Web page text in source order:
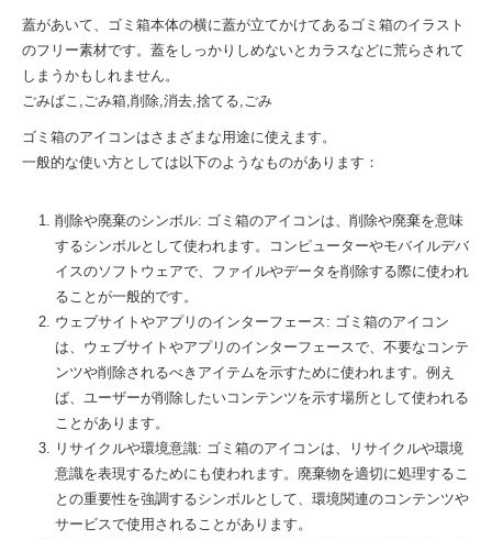
蓋があいて、ゴミ箱本体の横に蓋が立てかけてあるゴミ箱のイラスト
のフリー素材です。蓋をしっかりしめないとカラスなどに荒らされて
しまうかもしれません。
ごみばこ,ごみ箱,削除,消去,捨てる,ごみ
ゴミ箱のアイコンはさまざまな用途に使えます。
一般的な使い方としては以下のようなものがあります：
削除や廃棄のシンボル: ゴミ箱のアイコンは、削除や廃棄を意味
するシンボルとして使われます。コンピューターやモバイルデバ
イスのソフトウェアで、ファイルやデータを削除する際に使われ
ることが一般的です。
ウェブサイトやアプリのインターフェース: ゴミ箱のアイコン
は、ウェブサイトやアプリのインターフェースで、不要なコンテ
ンツや削除されるべきアイテムを示すために使われます。例え
ば、ユーザーが削除したいコンテンツを示す場所として使われる
ことがあります。
リサイクルや環境意識: ゴミ箱のアイコンは、リサイクルや環境
意識を表現するためにも使われます。廃棄物を適切に処理するこ
との重要性を強調するシンボルとして、環境関連のコンテンツや
サービスで使用されることがあります。